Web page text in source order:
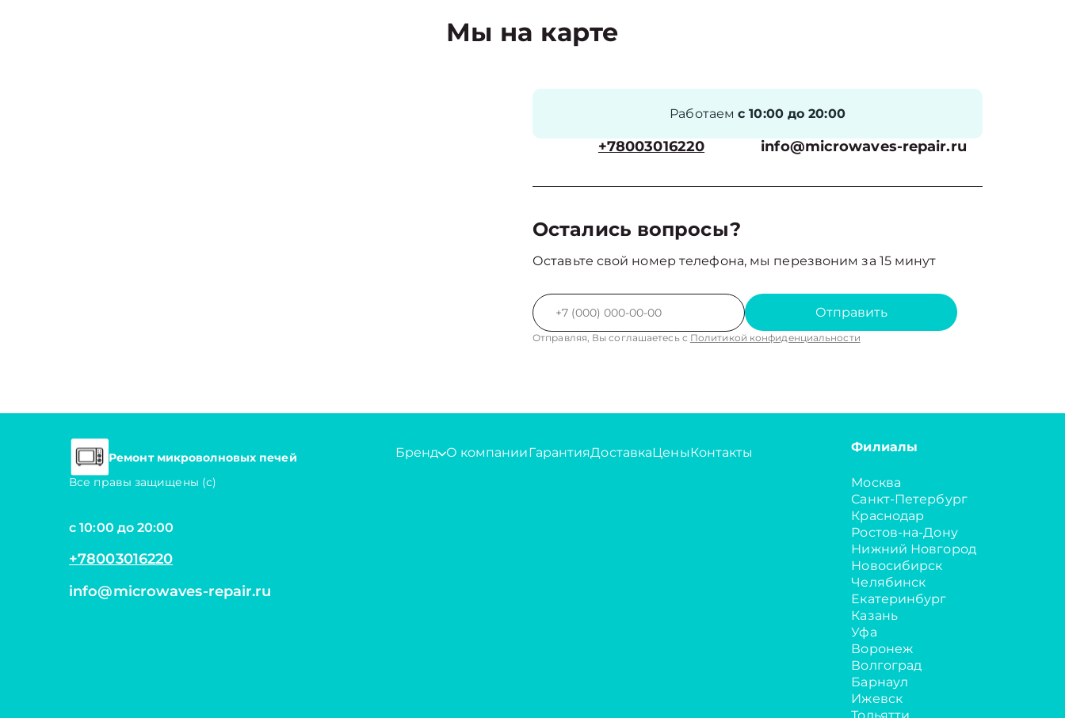
Мы на карте
Работаемс 10:00 до 20:00
+78003016220 info@microwaves-repair.ru
Остались вопросы?
Оставьте свой номер телефона, мы перезвоним за 15 минут
Отправить
Отправляя, Вы соглашаетесь с Политикой конфиденциальности
Ремонт микроволновых печей
Все правы защищены (с)
с 10:00 до 20:00
+78003016220
info@microwaves-repair.ru
Бренд О компанииГарантияДоставкаЦеныКонтакты Филиалы
Москва
Санкт-Петербург
Краснодар
Ростов-на-Дону
Нижний Новгород
Новосибирск
Челябинск
Екатеринбург
Казань
Уфа
Воронеж
Волгоград
Барнаул
Ижевск